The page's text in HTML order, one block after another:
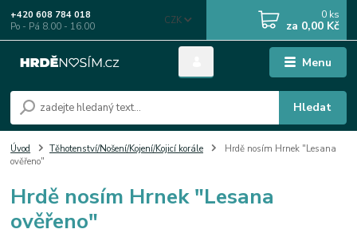
Menu
CZK
Hledat
+420 608 784 018
Po - Pá 8.00 - 16.00
0 ks
za 0,00 Kč
Úvod Těhotenství/Nošení/Kojení/Kojicí korále
Hrdě nosím Hrnek "Lesana
ověřeno"
Hrdě nosím Hrnek "Lesana
ověřeno"